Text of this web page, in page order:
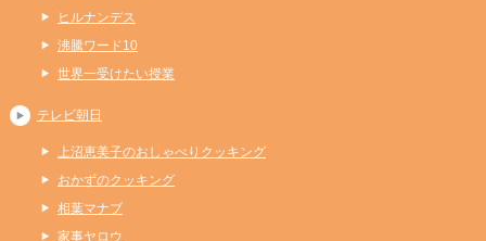
ヒルナンデス
沸騰ワード10
世界一受けたい授業
テレビ朝日
上沼恵美子のおしゃべりクッキング
おかずのクッキング
相葉マナブ
家事ヤロウ